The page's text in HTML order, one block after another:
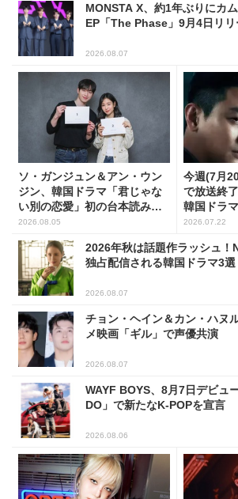
MONSTA X、約1年ぶりにカ
EP「The Phase」9月4日リリ
2026.08.07
ソ・ガンジュン＆アン・ウン
ジン、韓国ドラマ「君じゃな
い別の恋愛」初の台本読み合
わせで抜群のケミ
2026.08.05
今週(7月
で放送終
韓国ドラ
2026.07.22
2026年秋は話題作ラッシュ
独占配信される韓国ドラマ3選
2026.08.07
チョン・ヘイン＆カン・ハヌ
メ映画「ギル」で声優共演
2026.08.07
WAYF BOYS、8月7日デビュ
DO」で新たなK-POPを宣言
2026.08.06